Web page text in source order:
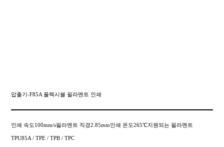
압출기-F85A 플렉시블 필라멘트 인쇄
인쇄 속도100mm/s필라멘트 직경2.85mm인쇄 온도265℃지원되는 필라멘트
TPU85A / TPE / TPB / TPC